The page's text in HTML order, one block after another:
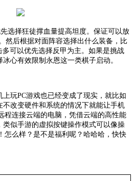
选择狂徒撑血量提高坦度。保证可以放
然后根据对面阵容选择出什么装备，比
可以优先选择反甲为主。如果是挑战
心有效限制永恩这一类棋子启动。
上玩PC游戏也已经变成了现实，就比如
不改变硬件和系统的情况下就能让手机
程连接云端的电脑，凭借云端的高性能
类似手游的虚拟按键操作模式可以像操
怎么样？是不是福利呢？哈哈哈，快快